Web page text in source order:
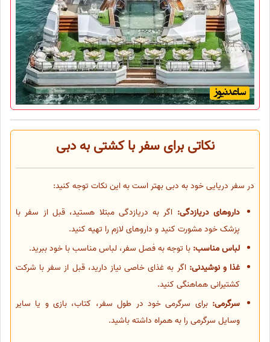
نکاتی برای سفر با کشتی به دبی
در سفر دریایی خود به دبی بهتر است به این نکات توجه کنید:
داروهای دریازدگی: اگر به دریازدگی مبتلا هستید، قبل از سفر با
پزشک خود مشورت کنید و داروهای لازم را تهیه کنید.
لباس مناسب: با توجه به فصل سفر، لباس مناسب با خود ببرید.
غذا و نوشیدنی: اگر به غذای خاصی نیاز دارید، قبل از سفر با شرکت
کشتیرانی هماهنگی کنید.
سرگرمی: برای سرگرمی خود در طول سفر، کتاب، بازی و یا سایر
وسایل سرگرمی را به همراه داشته باشید.